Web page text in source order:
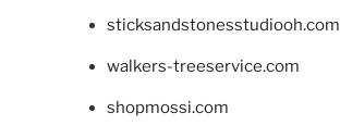
sticksandstonesstudiooh.com
walkers-treeservice.com
shopmossi.com